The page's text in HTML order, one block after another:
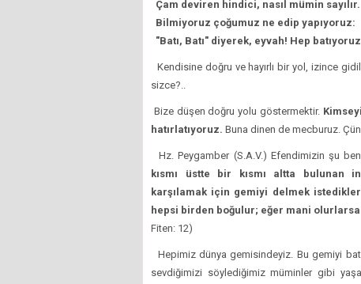
Çam deviren hindici, nasıl mümin
Bilmiyoruz çoğumuz ne edip yapıyoruz:
"Batı, Batı" diyerek, eyvah! Hep
Kendisine doğru ve hayırlı bir yol, izince
sizce?..
Bize düşen doğru yolu göstermektir.
hatırlatıyoruz. Buna dinen de mecburuz.
Hz. Peygamber (S.A.V.) Efendimizin şu
kısmı üstte bir kısmı altta bulunan
karşılamak için gemiyi delmek
hepsi birden boğulur; eğer mani
Fiten: 12)
Hepimiz dünya gemisindeyiz. Bu gemiyi
sevdiğimizi söylediğimiz müminler gibi